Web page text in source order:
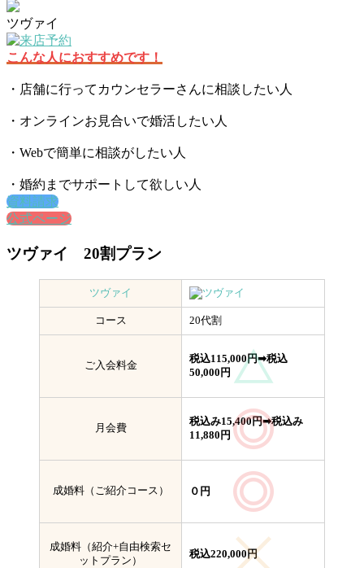
ツヴァイ
こんな人におすすめです！
・店舗に行ってカウンセラーさんに相談したい人
・オンラインお見合いで婚活したい人
・Webで簡単に相談がしたい人
・婚約までサポートして欲しい人
資料請求
公式ページ
ツヴァイ 20割プラン
ツヴァイ
コース 20代割
ご入会料金
税込115,000円➡税込
50,000円
月会費
税込み15,400円➡税込み
11,880円
成婚料（ご紹介コース） ０円
成婚料（紹介+自由検索セ
ットプラン）
税込220,000円